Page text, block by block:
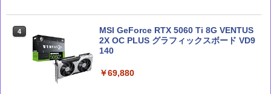
￥2,750
Claude仕事術 仕事時間は1/100に成果は
200%になる
￥2,090
4
MSI GeForce RTX 5060 Ti 8G VENTUS
2X OC PLUS グラフィックスボード VD9
140
￥69,880